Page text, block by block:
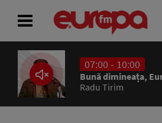
07:00 - 10:00
Bună dimineața,
Radu Tirim
ACASĂ
ȘTIRI